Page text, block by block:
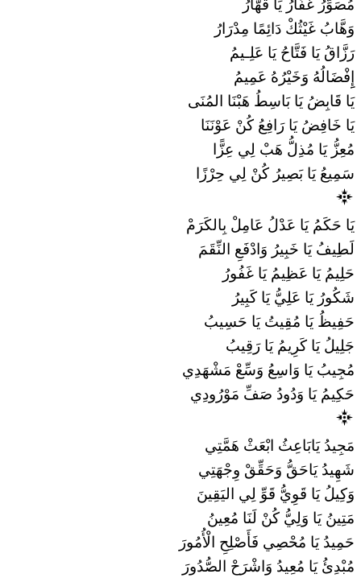
مُصَوِّرُ غَفَّارُ يَا قَهَّارُ
وَهَّابُ غَيْثُكْ دَائِمًا مِدْرَارُ
رَزَّاقُ يَا فَتَّاحُ يَا عَلِـيمُ
إِِفْضَالُهُ وَخَيْرُهُ عَمِيمُ
يَا قَابِضُ يَا بَاسِطُ هَبْنَا المُنَى
يَا خَافِضُ يَا رَافِعُ كُنْ عَوْنَنَا
مُعِزُّ يَا مُذِلُّ هَبْ لِي عِزًّا
سَمِيعُ يَا بَصِيرُ كُنْ لِي حِرْزًا
يَا حَكَمُ يَا عَدْلُ عَامِلْ بِالكَرَمْ
لَطِيفُ يَا خَبِيرُ وَادْفَعِ النِّقَمَ
حَلِيمُ يَا عَظِيمُ يَا غَفُورُ
شَكُورُ يَا عَلِيُّ يَا كَبِيرُ
حَفِيظُ يَا مُقِيتُ يَا حَسِيبُ
جَلِيلُ يَا كَرِيمُ يَا رَقِيبُ
مُجِيبُ يَا وَاسِعُ وَسِّعْ مَشْهَدِي
حَكِيمُ يَا وَدُودُ صَفِّ مَوْرُودِي
مَجِيدُ يَابَاعِثُ ابْعَثْ هَمَّتِي
شَهِيدُ يَاحَقُّ وَحَقِّقْ وِجْهَتِي
وَكِيلُ يَا قَوِيُّ قَوِّ لِي اليَقِينَ
مَتِينُ يَا وَلِيُّ كُنْ لَنَا مُعِينُ
حَمِيدُ يَا مُحْصِي فَأَصْلِحِ الْأُمُورَ
مُبْدِئُ يَا مُعِيدُ وَاشْرَحْ الصُّدُورَ